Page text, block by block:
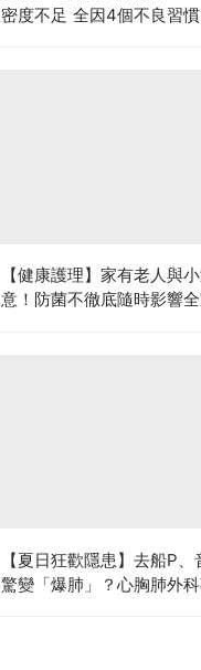
密度不足 全因4個不良習慣
【健康護理】家有老人與
意！防菌不徹底隨時影響全
【夏日狂歡隱患】去船P、
驚變「爆肺」？心胸肺外科